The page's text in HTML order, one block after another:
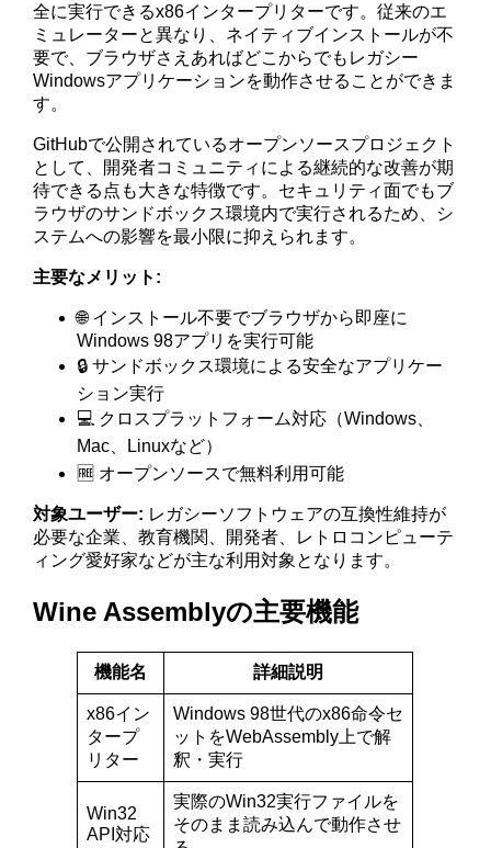
全に実行できるx86インタープリターです。従来のエ
ミュレーターと異なり、ネイティブインストールが不
要で、ブラウザさえあればどこからでもレガシー
Windowsアプリケーションを動作させることができま
す。
GitHubで公開されているオープンソースプロジェクト
として、開発者コミュニティによる継続的な改善が期
待できる点も大きな特徴です。セキュリティ面でもブ
ラウザのサンドボックス環境内で実行されるため、シ
ステムへの影響を最小限に抑えられます。
主要なメリット:
🌐 インストール不要でブラウザから即座に
Windows 98アプリを実行可能
🔒 サンドボックス環境による安全なアプリケー
ション実行
💻 クロスプラットフォーム対応（Windows、
Mac、Linuxなど）
🆓 オープンソースで無料利用可能
対象ユーザー: レガシーソフトウェアの互換性維持が
必要な企業、教育機関、開発者、レトロコンピューテ
ィング愛好家などが主な利用対象となります。
Wine Assemblyの主要機能
機能名 詳細説明
x86イン
タープ
リター
Windows 98世代のx86命令セ
ットをWebAssembly上で解
釈・実行
Win32
API対応
実際のWin32実行ファイルを
そのまま読み込んで動作させ